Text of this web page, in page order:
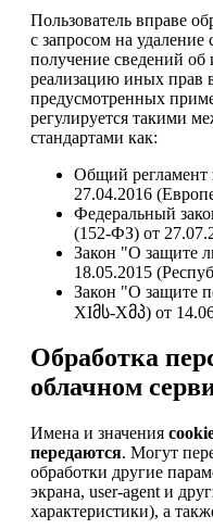
Пользователь вправе
с запросом на
получение сведений об
реализацию иных прав
предусмотренных
регулируется такими
стандартами как:
Общий регламент
27.04.2016
Федеральный
(152-ФЗ) от
Закон "О защите
18.05.2015
Закон "О защите
XIმს-Xმპ) от
Обработка
облачном
Имена и значения
передаются. Могут
обработки другие
экрана, user-agent и
характеристики), а